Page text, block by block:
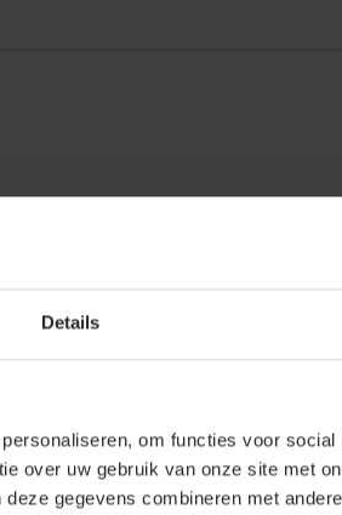
Details
om functies voor social
over uw gebruik van onze site met
gegevens combineren met